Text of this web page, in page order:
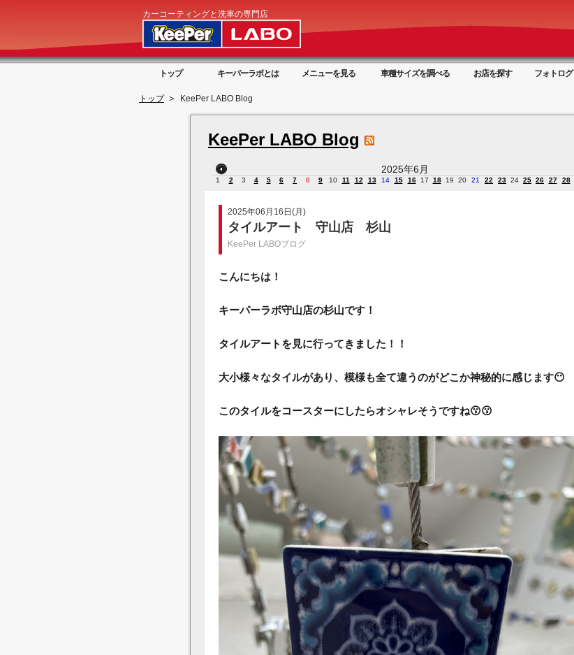
カーコーティングと洗車の専門店
トップ キーパーラボとは メニューを見る 車種サイズを調べる お店を探す フォトログ
トップ KeePer LABO Blog
KeePer LABO Blog
2025年6月
1 2 3 4 5 6 7 8 9 10 11 12 13 14 15 16 17 18 19 20 21 22 23 24 25 26 27 28
2025年06月16日(月)
タイルアート 守山店 杉山
KeePer LABOブログ
こんにちは！
キーパーラボ守山店の杉山です！
タイルアートを見に行ってきました！！
大小様々なタイルがあり、模様も全て違うのがどこか神秘的に感じます😶
このタイルをコースターにしたらオシャレそうですね😗😗